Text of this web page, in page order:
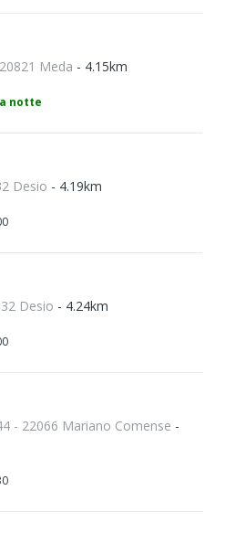
Meda - 4.15km
notte
Desio - 4.19km
Desio - 4.24km
- 22066 Mariano Comense -